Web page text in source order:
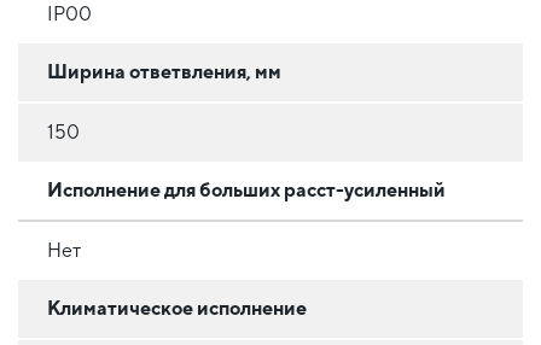
IP00
Ширина ответвления, мм
150
Исполнение для больших расст-усиленный
Нет
Климатическое исполнение